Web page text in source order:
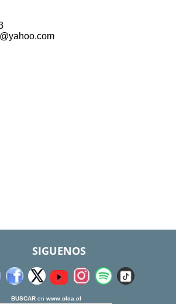
SIGUENOS
BUSCARen www.olca.cl